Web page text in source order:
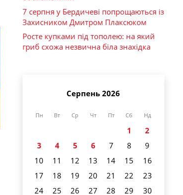
7 серпня у Бердичеві попрощаються із
Захисником Дмитром Плаксюком
Росте купками під тополею: на який
гриб схожа незвична біла знахідка
Серпень 2026
Пн Вт Ср Чт Пт Сб Нд
1
2
3
4 5 6 7 8
9
10
11 12 13 14 15
16
17
18 19 20 21 22
23
24
25 26 27 28 29
30